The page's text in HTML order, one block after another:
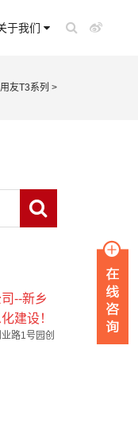
于我们
用友T3系列 >
--新乡
建设！
路1号园创